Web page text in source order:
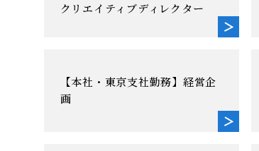
クリエイティブディレクター
【本社・東京支社勤務】経営企
画